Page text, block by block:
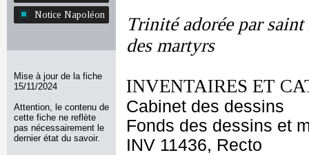
Notice Napoléon
Mise à jour de la fiche
15/11/2024
Attention, le contenu de
cette fiche ne reflète
pas nécessairement le
dernier état du savoir.
Trinité adorée par
des martyrs
INVENTAIRES ET
Cabinet des dessins
Fonds des dessins et
INV 11436, Recto